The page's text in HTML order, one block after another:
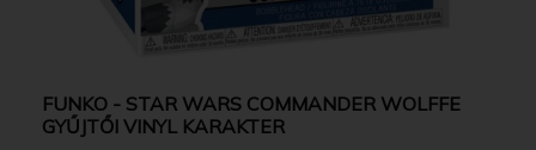
FUNKO - STAR WARS COMMANDER WOLFFE
GYŰJTŐI VINYL KARAKTER